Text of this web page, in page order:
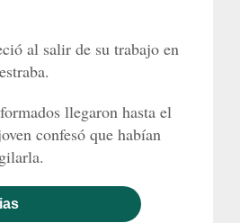
al salir de su trabajo en
llegaron hasta el
confesó que habían